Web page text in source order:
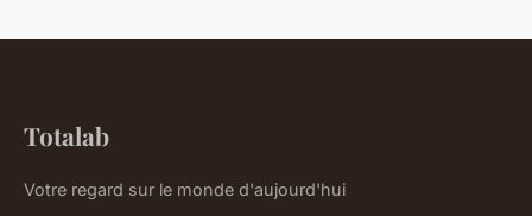
Totalab
Votre regard sur le monde d'aujourd'hui